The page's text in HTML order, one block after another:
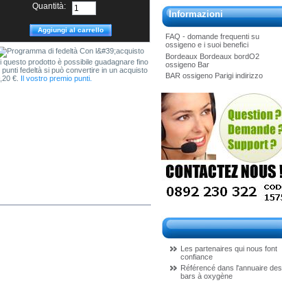
Quantità:
Con l&#39;acquisto
questo prodotto è possibile guadagnare fino
punti fedeltà si può convertire in un acquisto
€. Il vostro premio punti.
Informazioni
FAQ - domande frequenti su
ossigeno e i suoi benefici
Bordeaux Bordeaux bordO2
ossigeno Bar
BAR ossigeno Parigi indirizzo
Les partenaires qui nous font
confiance
Référencé dans l'annuaire des
bars à oxygène